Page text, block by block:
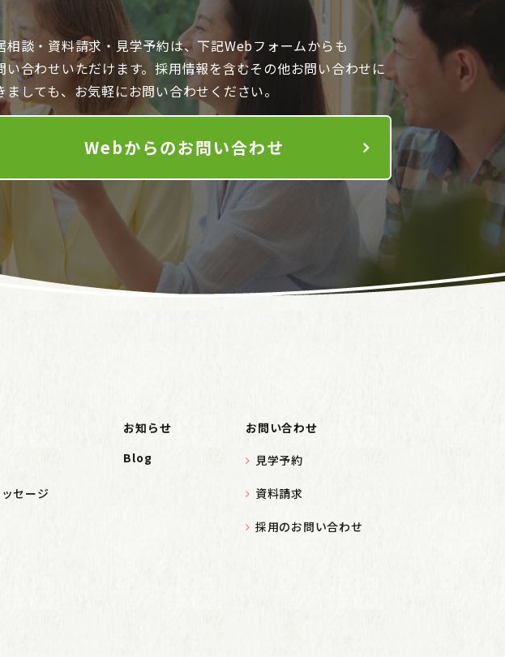
相談・資料請求・見学予約は、下記Webフォームからも
い合わせいただけます。採用情報を含むその他お問い合わせに
ましても、お気軽にお問い合わせください。
Webからのお問い合わせ
セージ
お知らせ
Blog
お問い合わせ
見学予約
資料請求
採用のお問い合わせ